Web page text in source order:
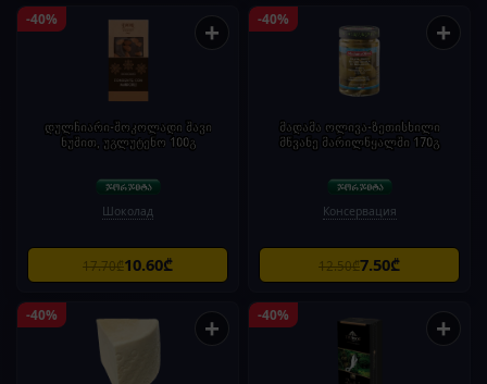
-40% +
დულჩიარი-შოკოლადი შავი
ნუშით, უგლუტენო 100გ
Шоколад
17.70₾10.60₾
-40% +
მადამა ოლივა-ზეთისხილი
მწვანე მარილწყალში 170გ
Консервация
12.50₾7.50₾
-40% + -40% +